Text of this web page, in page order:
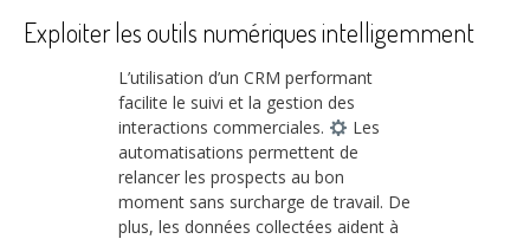
Exploiter les outils numériques intelligemment
L’utilisation d’un CRM performant
facilite le suivi et la gestion des
interactions commerciales.
Les
automatisations permettent de
relancer les prospects au bon
moment sans surcharge de travail. De
plus, les données collectées aident à